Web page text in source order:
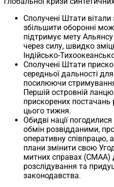
Сполучені Штати вітали
збільшити оборонні
підтримує мету
через силу, швидко
Індійсько-
Сполучені Штати
середньої дальності
посилюючи
Першій островній
прискорених постачань
цього тижня.
Обидві нації
обмін розвідданими,
оперативну співпрацю,
плани змінити свою
митних справах (CMAA)
розслідування та
законодавства.